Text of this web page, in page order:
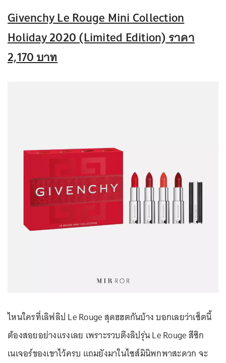
Givenchy Le Rouge Mini Collection
Holiday 2020 (Limited Edition) ราคา
2,170 บาท
ไหนใครที่เลิฟลิป Le Rouge สุดฮฮตกันบ้าง บอกเลยว่าเซ็ตนี้
ต้องสอยอย่างเเรงเลย เพราะรวบตึงลิปรุ่น Le Rouge สีซิก
เนเจอร์ของเขาไว้ครบ แถมยังมาในไซส์มินิพกพาสะดวก จะ